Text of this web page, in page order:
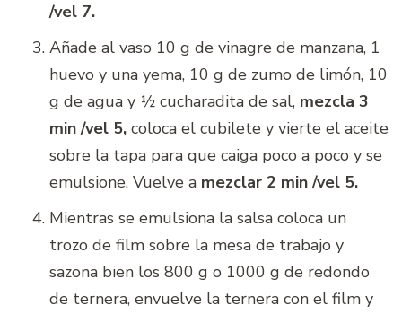
/vel 7.
Añade al vaso 10 g de vinagre de manzana, 1
huevo y una yema, 10 g de zumo de limón, 10
g de agua y ½ cucharadita de sal, mezcla 3
min /vel 5, coloca el cubilete y vierte el aceite
sobre la tapa para que caiga poco a poco y se
emulsione. Vuelve a mezclar 2 min /vel 5.
Mientras se emulsiona la salsa coloca un
trozo de film sobre la mesa de trabajo y
sazona bien los 800 g o 1000 g de redondo
de ternera, envuelve la ternera con el film y